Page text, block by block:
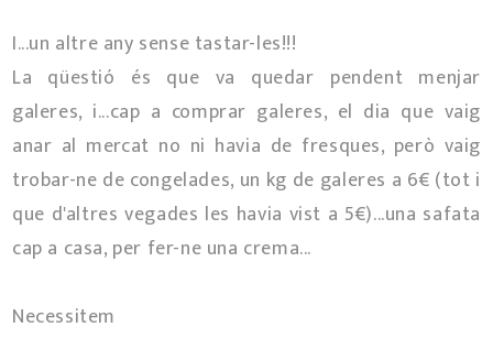
I...un altre any sense tastar-les!!!
La qüestió és que va quedar pendent menjar
galeres, i...cap a comprar galeres, el dia que vaig
anar al mercat no ni havia de fresques, però vaig
trobar-ne de congelades, un kg de galeres a 6€ (tot i
que d'altres vegades les havia vist a 5€)...una safata
cap a casa, per fer-ne una crema...
Necessitem